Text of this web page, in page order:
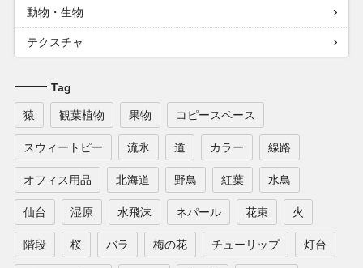
動物・生物
テクスチャ
Tag
猿 観葉植物 果物 コピースペース
スウィートピー 流氷 道 カラー 線路
オフィス用品 北海道 野鳥 紅葉 水鳥
仙台 湿原 水飛沫 ネパール 花束 火
階段 桜 バラ 梅の花 チューリップ 灯台